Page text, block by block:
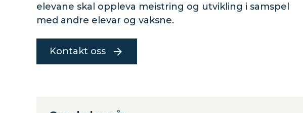
elevane skal oppleva meistring og utvikling i samspel
med andre elevar og vaksne.
Kontakt oss